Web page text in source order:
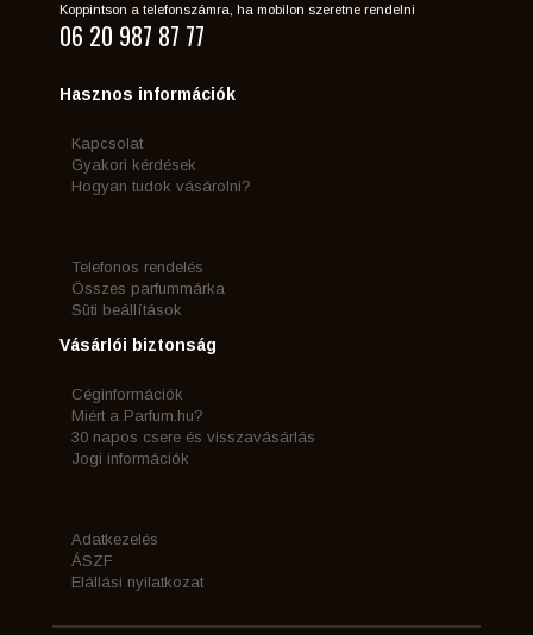
Koppintson a telefonszámra, ha mobilon szeretne rendelni
06 20 987 87 77
Hasznos információk
Kapcsolat
Gyakori kérdések
Hogyan tudok vásárolni?
Telefonos rendelés
Összes parfummárka
Süti beállítások
Vásárlói biztonság
Céginformációk
Miért a Parfum.hu?
30 napos csere és visszavásárlás
Jogi információk
Adatkezelés
ÁSZF
Elállási nyilatkozat